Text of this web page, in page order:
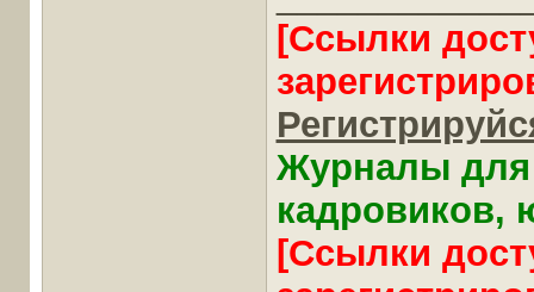
[Ссылки
Журналы для
кадровиков,
[Ссылки